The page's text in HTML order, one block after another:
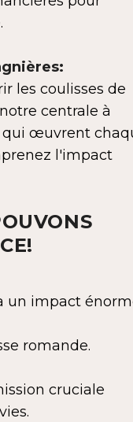
les coulisses de
centrale à
qui œuvrent
l'impact
un impact
romande.
cruciale